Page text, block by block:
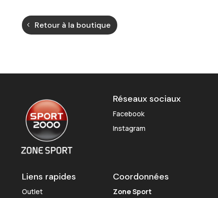
Retour à la boutique
Réseaux sociaux
Facebook
Instagram
Liens rapides
Outlet
Coordonnées
Zone Sport